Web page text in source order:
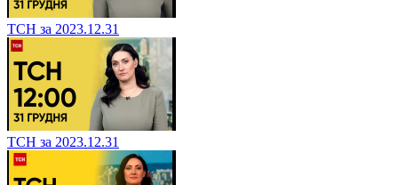
ТСН за 2023.12.31
ТСН за 2023.12.31